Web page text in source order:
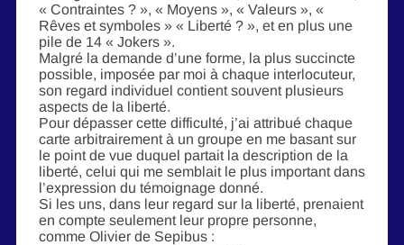
« Contraintes ? », « Moyens », « Valeurs », «
Rêves et symboles » « Liberté ? », et en plus une
pile de 14 « Jokers ».
Malgré la demande d’une forme, la plus succincte
possible, imposée par moi à chaque interlocuteur,
son regard individuel contient souvent plusieurs
aspects de la liberté.
Pour dépasser cette difficulté, j’ai attribué chaque
carte arbitrairement à un groupe en me basant sur
le point de vue duquel partait la description de la
liberté, celui qui me semblait le plus important dans
l’expression du témoignage donné.
Si les uns, dans leur regard sur la liberté, prenaient
en compte seulement leur propre personne,
comme Olivier de Sepibus :